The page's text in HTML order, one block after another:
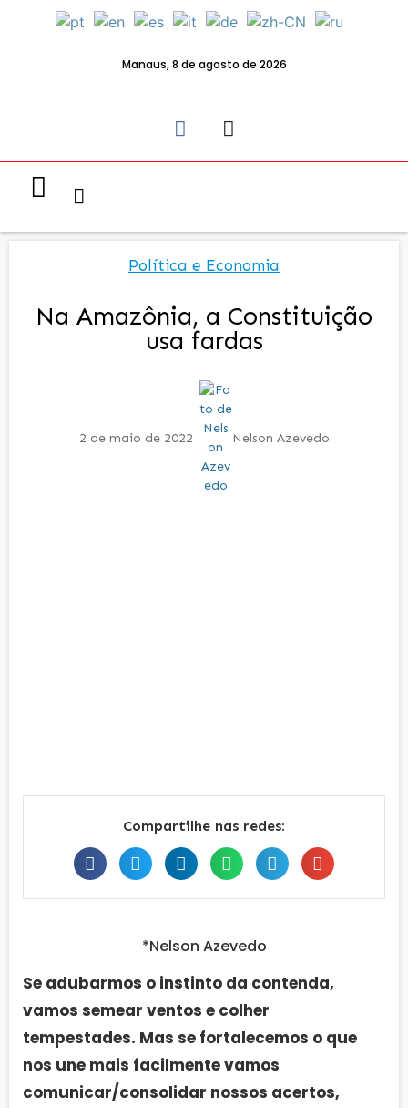
Manaus, 8 de agosto de 2026
Política e Economia
Na Amazônia, a Constituição
usa fardas
2 de maio de 2022 Nelson Azevedo
Compartilhe nas redes:
*Nelson Azevedo
Se adubarmos o instinto da contenda,
vamos semear ventos e colher
tempestades. Mas se fortalecemos o que
nos une mais facilmente vamos
comunicar/consolidar nossos acertos,